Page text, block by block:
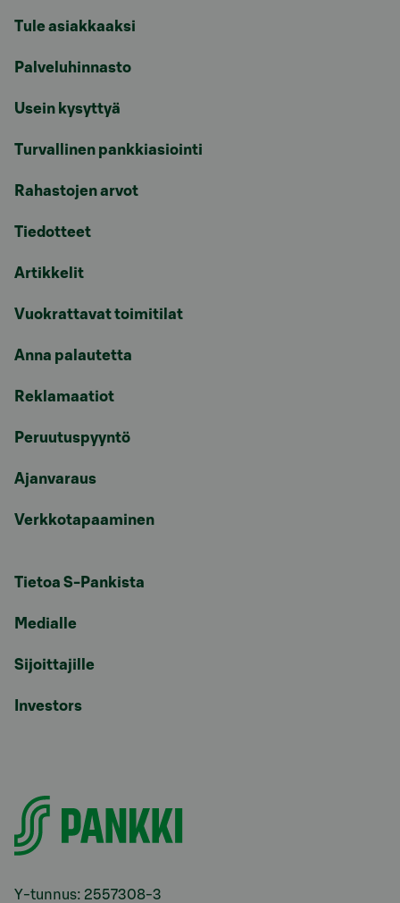
Tule asiakkaaksi
Palveluhinnasto
Usein kysyttyä
Turvallinen pankkiasiointi
Rahastojen arvot
Tiedotteet
Artikkelit
Vuokrattavat toimitilat
Anna palautetta
Reklamaatiot
Peruutuspyyntö
Ajanvaraus
Verkkotapaaminen
Tietoa S-Pankista
Medialle
Sijoittajille
Investors
Y-tunnus: 2557308-3